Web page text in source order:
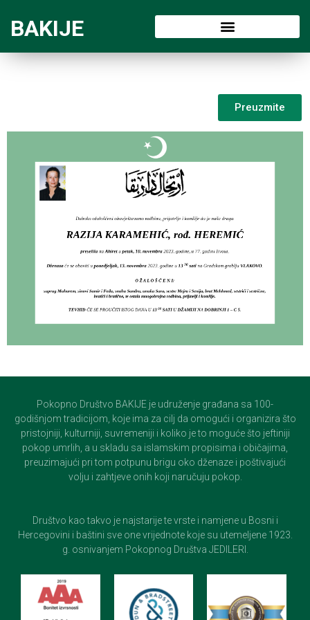
BAKIJE
Preuzmite
Pokopno Društvo BAKIJE je udruženje građana sa 100-
godišnjom tradicijom, koje ima za cilj da omogući i organizira što
pristojniji, kulturniji, suvremeniji i koliko je to moguće što jeftiniji
pokop umrlih, a u skladu sa islamskim propisima i običajima,
preuzimajući pri tom potpunu brigu oko dženaze i poštivajući
volju i zahtjeve onih koji naručuju pokop.
Društvo kao takvo je najstarije te vrste i namjene u Bosni i
Hercegovini i baštini sve one vrijednote koje su utemeljene 1923.
g. osnivanjem Pokopnog Društva JEDILERI.